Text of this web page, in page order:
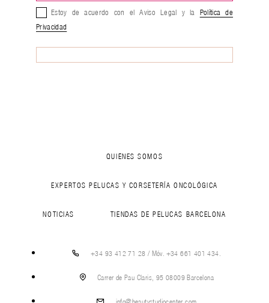
Estoy de acuerdo con el Aviso Legal y la Política de
Privacidad
QUIÉNES SOMOS
EXPERTOS PELUCAS Y CORSETERÍA ONCOLÓGICA
NOTICIAS TIENDAS DE PELUCAS BARCELONA
+34 93 412 71 28 / Móv. +34 661 401 434.
Carrer de Pau Claris, 95 08009 Barcelona